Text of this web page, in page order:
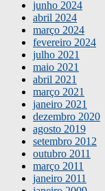
junho 2024
abril 2024
março 2024
fevereiro 2024
julho 2021
maio 2021
abril 2021
março 2021
janeiro 2021
dezembro 2020
agosto 2019
setembro 2012
outubro 2011
março 2011
janeiro 2011